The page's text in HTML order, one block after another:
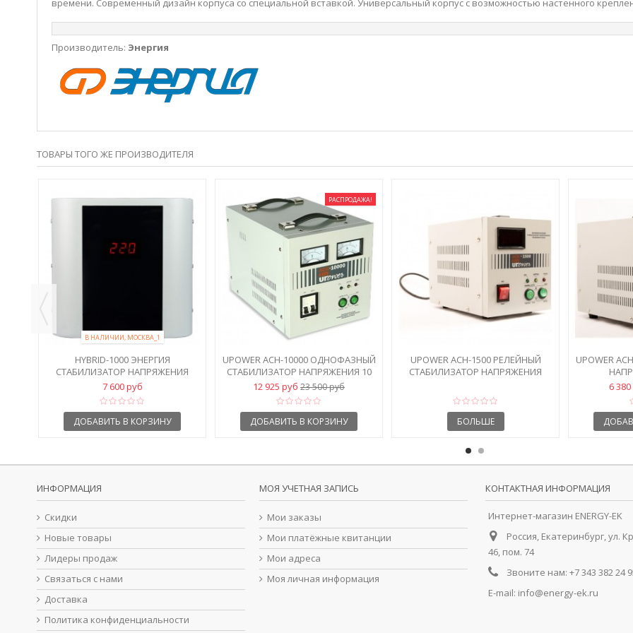
времени. Современный дизайн корпуса со специальной вставкой. Универсальный корпус с возможностью настенного
Производитель: Энергия
ТОВАРЫ ТОГО ЖЕ ПРОИЗВОДИТЕЛЯ
В НАЛИЧИИ, МОСКВА_1
HYBRID-1000 ЭНЕРГИЯ
СТАБИЛИЗАТОР НАПРЯЖЕНИЯ
220В, НАВЕСНОЙ
7 600 руб
ДОБАВИТЬ В КОРЗИНУ
РАСПРОДАЖА!
UPOWER АСН-10000 ОДНОФАЗНЫЙ
СТАБИЛИЗАТОР НАПРЯЖЕНИЯ 10
КВА
12 925 руб 23 500 руб
ДОБАВИТЬ В КОРЗИНУ
UPOWER АСН-1500 РЕЛЕЙНЫЙ
СТАБИЛИЗАТОР НАПРЯЖЕНИЯ
БОЛЬШЕ
UPOWER
6
ИНФОРМАЦИЯ
Скидки
Новые товары
Лидеры продаж
Связаться с нами
Доставка
Политика конфиденциальности
МОЯ УЧЕТНАЯ ЗАПИСЬ
Мои заказы
Мои платёжные квитанции
Мои адреса
Моя личная информация
КОНТАКТНАЯ ИНФОРМАЦИЯ
Интернет-магазин ENERGY-EK
Россия, Екатеринбург, ул.
46, пом. 74
Звоните нам: +7 343 382 24
E-mail: info@energy-ek.ru